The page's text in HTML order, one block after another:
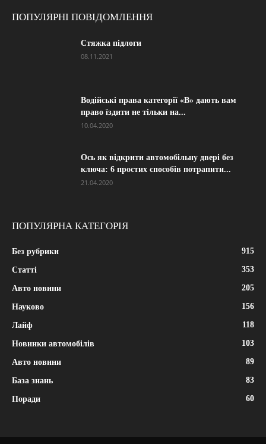
ПОПУЛЯРНІ ПОВІДОМЛЕННЯ
Стяжка підлоги
08.11.2021
Водійські права категорії «B» дають вам
право їздити не тільки на...
10.04.2020
Ось як відкрити автомобільну двері без
ключа: 6 простих способів потрапити...
21.04.2020
ПОПУЛЯРНА КАТЕГОРІЯ
Без рубрики 915
Статті 353
Авто новини 205
Науково 156
Лайф 118
Новинки автомобілів 103
Авто новини 89
База знань 83
Поради 60